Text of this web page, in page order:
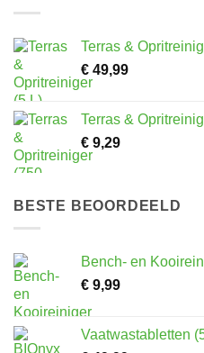
Terras &
€ 49,99
Terras &
€ 9,29
BESTE BEOORDEELD
Bench- en
€ 9,99
Vaatwastabletten